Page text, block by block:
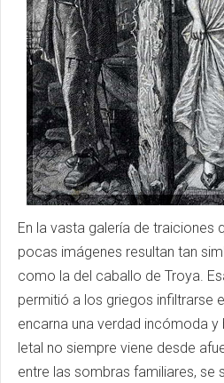
En la vasta galería de traiciones
pocas imágenes resultan tan
como la del caballo de Troya.
permitió a los griegos infiltrarse
encarna una verdad incómoda y
letal no siempre viene desde
entre las sombras familiares, se